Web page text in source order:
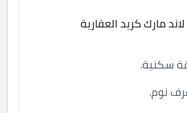
سكنية.